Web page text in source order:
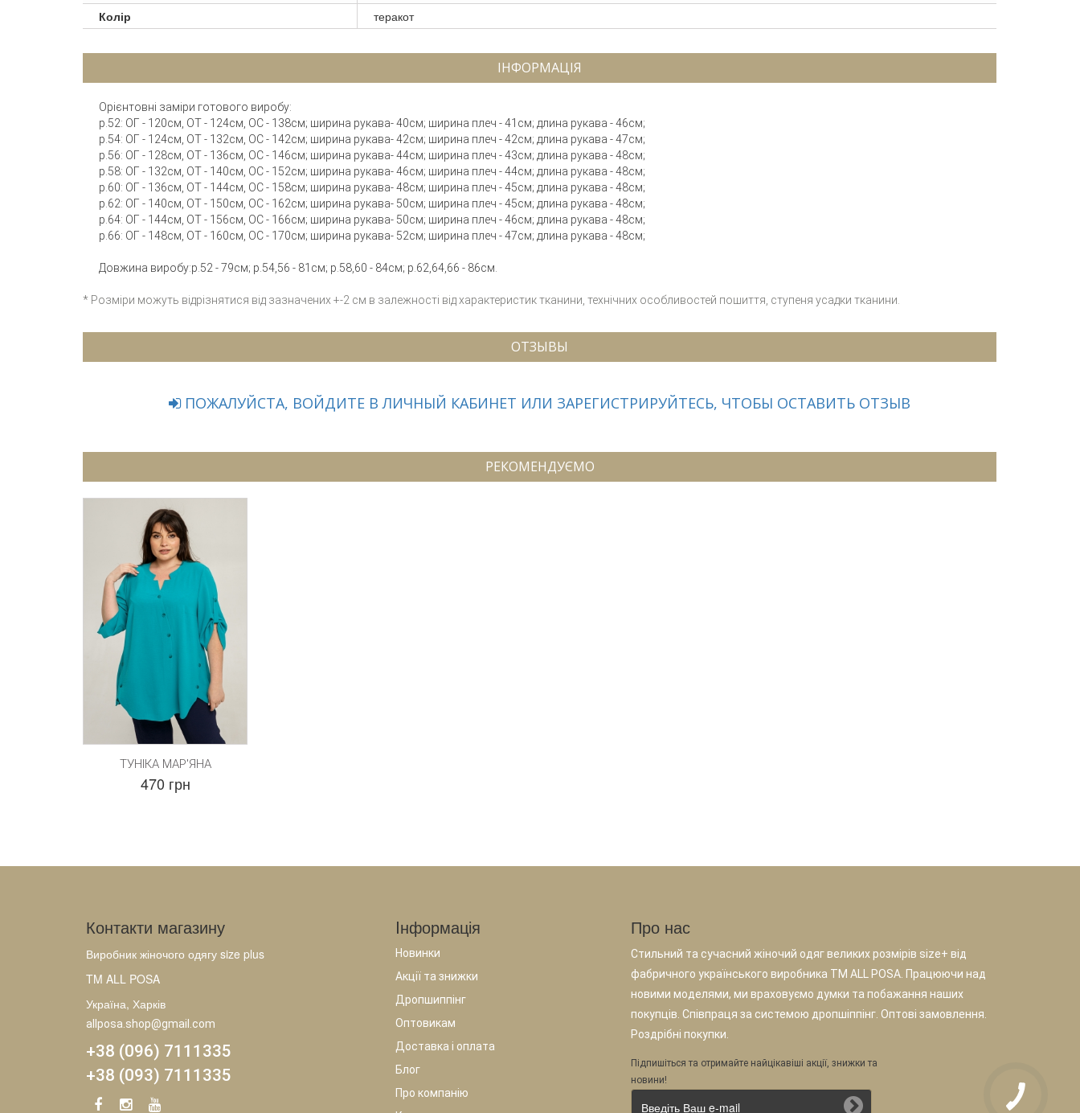
Колір
теракот
ІНФОРМАЦІЯ
Орієнтовні заміри готового виробу:
р.52: ОГ - 120см, ОТ - 124см, ОС - 138см; ширина рукава- 40см; ширина плеч - 41см; длина рукава - 46см;
р.54: ОГ - 124см, ОТ - 132см, ОС - 142см; ширина рукава- 42см; ширина плеч - 42см; длина рукава - 47см;
р.56: ОГ - 128см, ОТ - 136см, ОС - 146см; ширина рукава- 44см; ширина плеч - 43см; длина рукава - 48см;
р.58: ОГ - 132см, ОТ - 140см, ОС - 152см; ширина рукава- 46см; ширина плеч - 44см; длина рукава - 48см;
р.60: ОГ - 136см, ОТ - 144см, ОС - 158см; ширина рукава- 48см; ширина плеч - 45см; длина рукава - 48см;
р.62: ОГ - 140см, ОТ - 150см, ОС - 162см; ширина рукава- 50см; ширина плеч - 45см; длина рукава - 48см;
р.64: ОГ - 144см, ОТ - 156см, ОС - 166см; ширина рукава- 50см; ширина плеч - 46см; длина рукава - 48см;
р.66: ОГ - 148см, ОТ - 160см, ОС - 170см; ширина рукава- 52см; ширина плеч - 47см; длина рукава - 48см;
Довжина виробу:р.52 - 79см; р.54,56 - 81см; р.58,60 - 84см; р.62,64,66 - 86см.
* Розміри можуть відрізнятися від зазначених +-2 см в залежності від характеристик тканини, технічних особливостей пошиття, ступеня усадки тканини.
ОТЗЫВЫ
ПОЖАЛУЙСТА, ВОЙДИТЕ В ЛИЧНЫЙ КАБИНЕТ ИЛИ ЗАРЕГИСТРИРУЙТЕСЬ, ЧТОБЫ ОСТАВИТЬ ОТЗЫВ
РЕКОМЕНДУЄМО
ТУНІКА МАР'ЯНА
470 грн
Контакти магазину
Виробник жіночого одягу size plus
TM ALL POSA
Україна, Харків
allposa.shop@gmail.com
+38 (096) 7111335
+38 (093) 7111335
Iнформація
Новинки
Акції та знижки
Дропшиппінг
Оптовикам
Доставка і оплата
Блог
Про компанію
Про нас
Стильний та сучасний жіночий одяг великих розмірів size+ від
фабричного українського виробника TM ALL POSA. Працюючи над
новими моделями, ми враховуємо думки та побажання наших
покупців. Співпраця за системою дропшіппінг. Оптові замовлення.
Роздрібні покупки.
Підпишіться та отримайте найцікавіші акції, знижки та
новини!